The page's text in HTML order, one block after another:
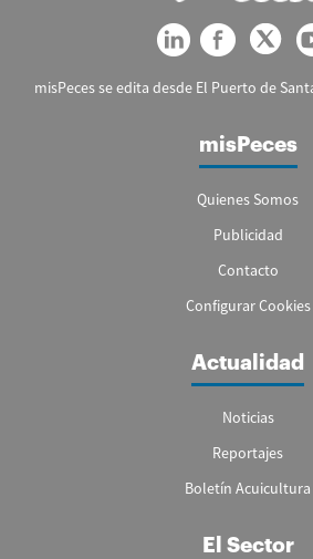
misPeces se edita desde El Puerto de
misPeces
Quienes Somos
Publicidad
Contacto
Configurar Cookies
Actualidad
Noticias
Reportajes
Boletín Acuicultura
El Sector